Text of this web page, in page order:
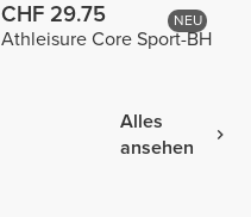
NEU
CHF 29.75
Athleisure Core Sport-BH
Alles
ansehen